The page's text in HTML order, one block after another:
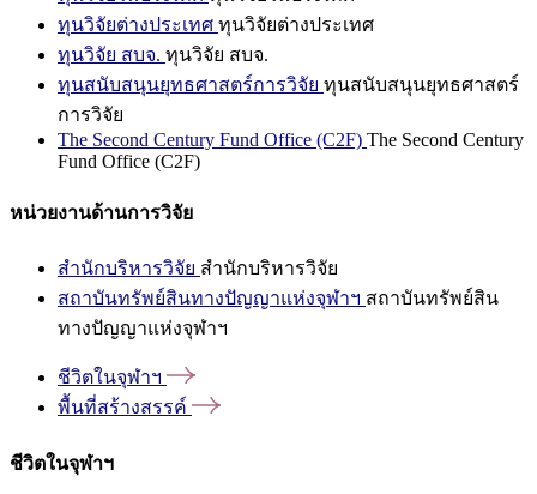
ทุนวิจัยต่างประเทศ ทุนวิจัยต่างประเทศ
ทุนวิจัย สบจ. ทุนวิจัย สบจ.
ทุนสนับสนุนยุทธศาสตร์การวิจัย ทุนสนับสนุนยุทธศาสตร์
การวิจัย
The Second Century Fund Office (C2F) The Second Century
Fund Office (C2F)
หน่วยงานด้านการวิจัย
สำนักบริหารวิจัย สำนักบริหารวิจัย
สถาบันทรัพย์สินทางปัญญาแห่งจุฬาฯ สถาบันทรัพย์สิน
ทางปัญญาแห่งจุฬาฯ
ชีวิตในจุฬาฯ
พื้นที่สร้างสรรค์
ชีวิตในจุฬาฯ